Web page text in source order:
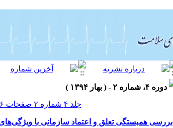
دوره ۴، شماره ۲ - ( بهار ۱۳۹۴ )
جلد ۴ شماره ۲ صفحات ۲۶-۱۶
بررسی همبستگی تعلق و اعتماد سازمانی با